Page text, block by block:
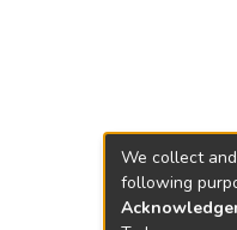
We collect
following